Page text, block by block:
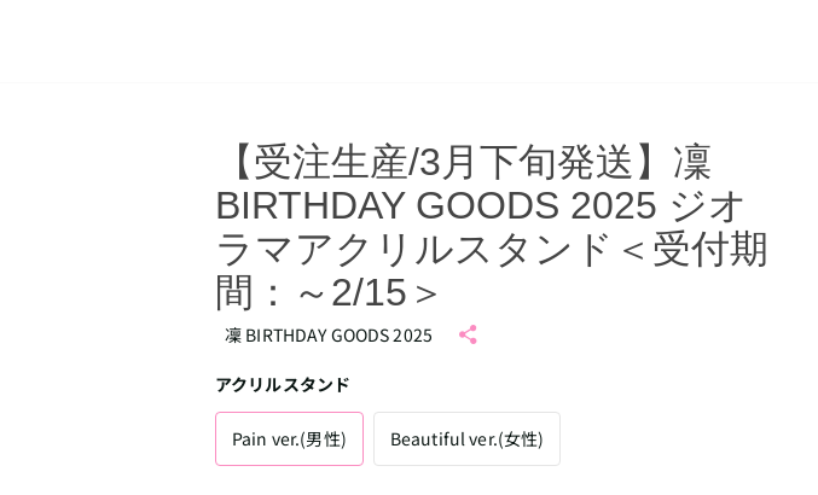
【受注生産/3月下旬発送】凜
BIRTHDAY GOODS 2025 ジオ
ラマアクリルスタンド＜受付期
間：～2/15＞
凜 BIRTHDAY GOODS 2025
アクリルスタンド
Pain ver.(男性) Beautiful ver.(女性)